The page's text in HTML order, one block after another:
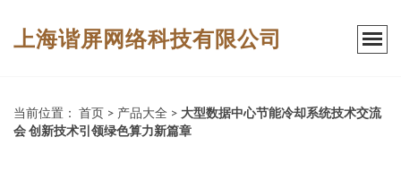
上海谐屏网络科技有限公司
当前位置： 首页 > 产品大全 > 大型数据中心节能冷却系统技术交流
会 创新技术引领绿色算力新篇章